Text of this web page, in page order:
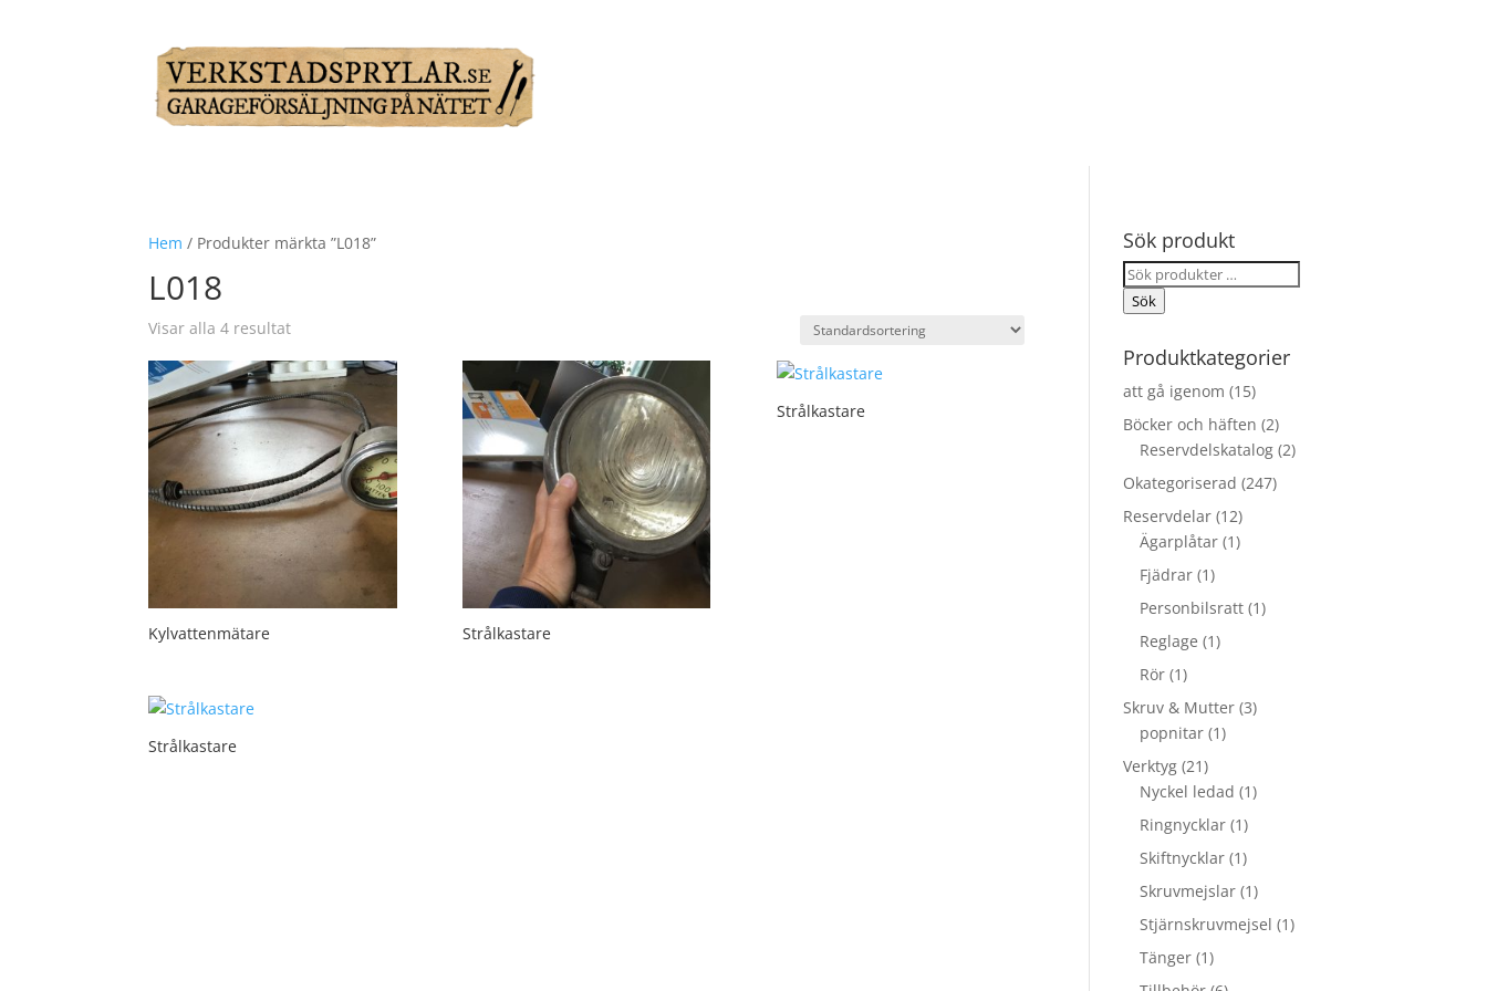
Hem / Produkter märkta ”L018”
L018
Visar alla 4 resultat
Kylvattenmätare Strålkastare
Strålkastare
Strålkastare
Sök produkt
Sök
efter:
Sök
Produktkategorier
att gå igenom (15)
Böcker och häften (2)
Reservdelskatalog (2)
Okategoriserad (247)
Reservdelar (12)
Ägarplåtar (1)
Fjädrar (1)
Personbilsratt (1)
Reglage (1)
Rör (1)
Skruv & Mutter (3)
popnitar (1)
Verktyg (21)
Nyckel ledad (1)
Ringnycklar (1)
Skiftnycklar (1)
Skruvmejslar (1)
Stjärnskruvmejsel (1)
Tänger (1)